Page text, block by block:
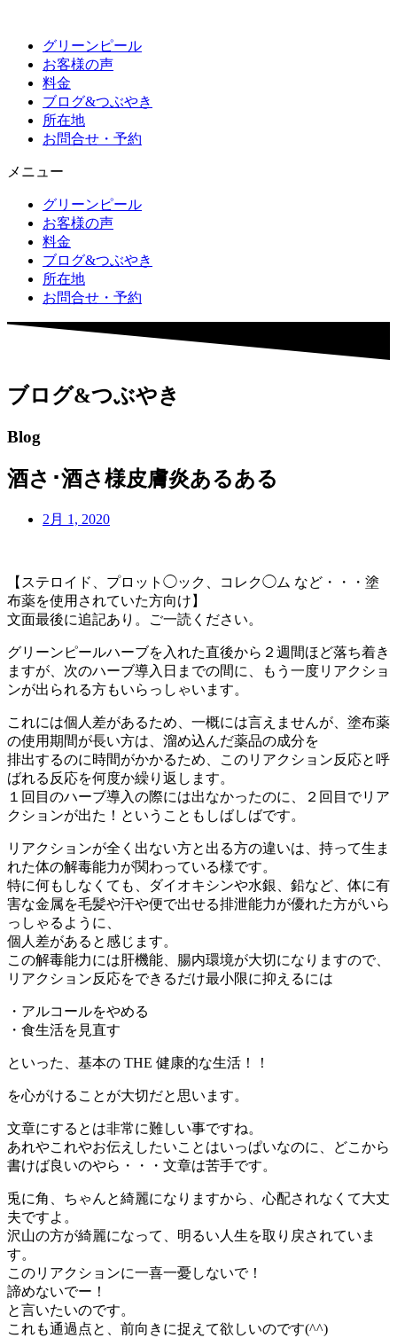
グリーンピール
お客様の声
料金
ブログ&つぶやき
所在地
お問合せ・予約
メニュー
グリーンピール
お客様の声
料金
ブログ&つぶやき
所在地
お問合せ・予約
ブログ&つぶやき
Blog
酒さ･酒さ様皮膚炎あるある
2月 1, 2020
【ステロイド、プロット◯ック、コレク◯ム など・・・塗
布薬を使用されていた方向け】
文面最後に追記あり。ご一読ください。
グリーンピールハーブを入れた直後から２週間ほど落ち着き
ますが、次のハーブ導入日までの間に、もう一度リアクショ
ンが出られる方もいらっしゃいます。
これには個人差があるため、一概には言えませんが、塗布薬
の使用期間が長い方は、溜め込んだ薬品の成分を
排出するのに時間がかかるため、このリアクション反応と呼
ばれる反応を何度か繰り返します。
１回目のハーブ導入の際には出なかったのに、２回目でリア
クションが出た！ということもしばしばです。
リアクションが全く出ない方と出る方の違いは、持って生ま
れた体の解毒能力が関わっている様です。
特に何もしなくても、ダイオキシンや水銀、鉛など、体に有
害な金属を毛髪や汗や便で出せる排泄能力が優れた方がいら
っしゃるように、
個人差があると感じます。
この解毒能力には肝機能、腸内環境が大切になりますので、
リアクション反応をできるだけ最小限に抑えるには
・アルコールをやめる
・食生活を見直す
といった、基本の THE 健康的な生活！！
を心がけることが大切だと思います。
文章にするとは非常に難しい事ですね。
あれやこれやお伝えしたいことはいっぱいなのに、どこから
書けば良いのやら・・・文章は苦手です。
兎に角、ちゃんと綺麗になりますから、心配されなくて大丈
夫ですよ。
沢山の方が綺麗になって、明るい人生を取り戻されていま
す。
このリアクションに一喜一憂しないで！
諦めないでー！
と言いたいのです。
これも通過点と、前向きに捉えて欲しいのです(^^)